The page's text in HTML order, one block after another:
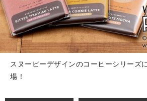
スヌーピーデザインのコーヒーシリーズ
場！